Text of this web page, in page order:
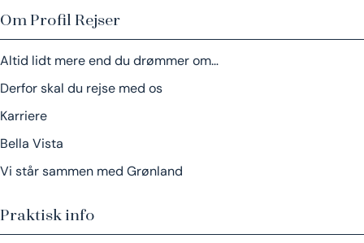
Om Profil Rejser
Altid lidt mere end du drømmer om…
Derfor skal du rejse med os
Karriere
Bella Vista
Vi står sammen med Grønland
Praktisk info